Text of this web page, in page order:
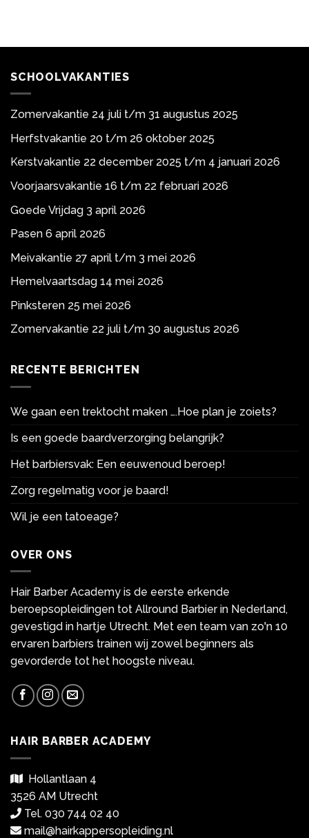
SCHOOLVAKANTIES
Zomervakantie 24 juli t/m 31 augustus 2025
Herfstvakantie 20 t/m 26 oktober 2025
Kerstvakantie 22 december 2025 t/m 4 januari 2026
Voorjaarsvakantie 16 t/m 22 februari 2026
Goede Vrijdag 3 april 2026
Pasen 6 april 2026
Meivakantie 27 april t/m 3 mei 2026
Hemelvaartsdag 14 mei 2026
Pinksteren 25 mei 2026
Zomervakantie 22 juli t/m 30 augustus 2026
RECENTE BERICHTEN
We gaan een trektocht maken ….Hoe plan je zoiets?
Is een goede baardverzorging belangrijk?
Het barbiersvak: Een eeuwenoud beroep!
Zorg regelmatig voor je baard!
Wil je een tatoeage?
OVER ONS
Hair Barber Academy is de eerste erkende
beroepsopleidingen tot Allround Barbier in Nederland,
gevestigd in hartje Utrecht. Met een team van zo'n 10
ervaren barbiers trainen wij zowel beginners als
gevorderde tot het hoogste niveau.
HAIR BARBER ACADEMY
Hollantlaan 4
3526 AM Utrecht
Tel. 030 744 02 40
mail@hairkappersopleiding.nl